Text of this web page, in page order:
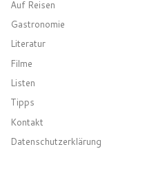
Auf Reisen
Gastronomie
Literatur
Filme
Listen
Tipps
Kontakt
Datenschutzerklärung